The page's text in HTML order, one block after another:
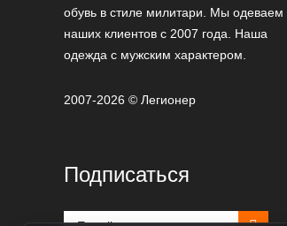
обувь в стиле милитари. Мы одеваем
наших клиентов с 2007 года. Наша
одежда с мужским характером.
2007-2026 © Легионер
Подписаться